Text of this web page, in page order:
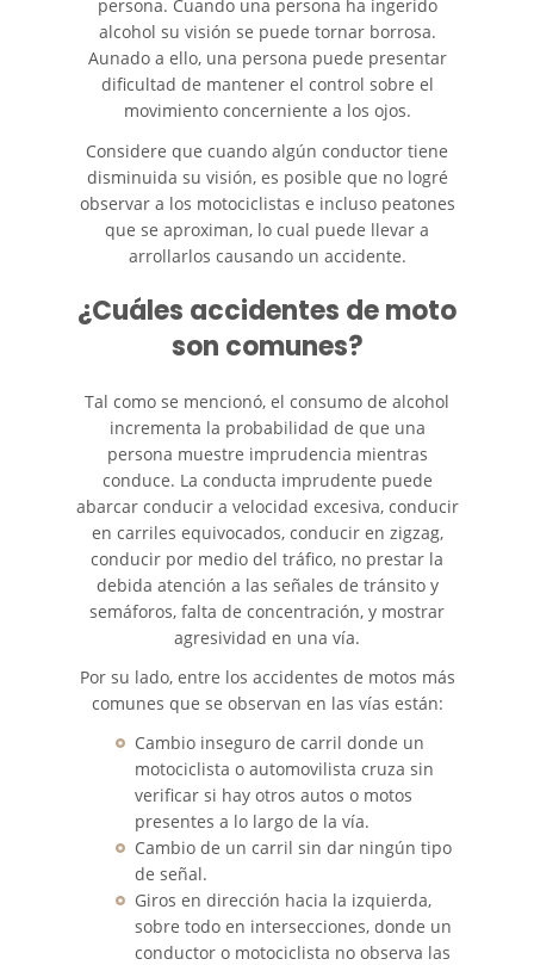
Bus Accident Statistics
Common Bus Accident Causes
Common Carrier Law in California
Required Evidence in Bus Accident
Cases
Winning Your Case
Car Accident
Car Accident Fatality Statistics
Car Insurance Coverage
Common Types of Accidents
Compensation for Auto Accidents
Dealing With Insurance Adjusters
Defective Air Bags
Defective Car Door Latch
Defective Tires
Distracted Driver
persona. Cuando una persona ha ingerido
alcohol su visión se puede tornar borrosa.
Aunado a ello, una persona puede presentar
dificultad de mantener el control sobre el
movimiento concerniente a los ojos.
Considere que cuando algún conductor tiene
disminuida su visión, es posible que no logré
observar a los motociclistas e incluso peatones
que se aproximan, lo cual puede llevar a
arrollarlos causando un accidente.
¿Cuáles accidentes de moto
son comunes?
Tal como se mencionó, el consumo de alcohol
incrementa la probabilidad de que una
persona muestre imprudencia mientras
conduce. La conducta imprudente puede
abarcar conducir a velocidad excesiva, conducir
en carriles equivocados, conducir en zigzag,
conducir por medio del tráfico, no prestar la
debida atención a las señales de tránsito y
semáforos, falta de concentración, y mostrar
agresividad en una vía.
Por su lado, entre los accidentes de motos más
comunes que se observan en las vías están:
Cambio inseguro de carril donde un
motociclista o automovilista cruza sin
verificar si hay otros autos o motos
presentes a lo largo de la vía.
Cambio de un carril sin dar ningún tipo
de señal.
Giros en dirección hacia la izquierda,
sobre todo en intersecciones, donde un
conductor o motociclista no observa las